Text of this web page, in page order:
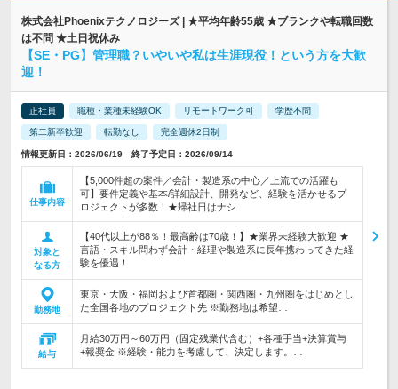
株式会社Phoenixテクノロジーズ | ★平均年齢55歳 ★ブランクや転職回数
は不問 ★土日祝休み
【SE・PG】管理職？いやいや私は生涯現役！という方を大歓
迎！
正社員 職種・業種未経験OK リモートワーク可 学歴不問
第二新卒歓迎 転勤なし 完全週休2日制
情報更新日：2026/06/19 終了予定日：2026/09/14
仕事内容
【5,000件超の案件／会計・製造系の中心／上流での活躍も
可】要件定義や基本/詳細設計、開発など、経験を活かせるプ
ロジェクトが多数！★帰社日はナシ
対象と
なる方
【40代以上が88％！最高齢は70歳！】★業界未経験大歓迎 ★
言語・スキル問わず会計・経理や製造系に長年携わってきた経
験を優遇！
勤務地
東京・大阪・福岡および首都圏・関西圏・九州圏をはじめとし
た全国各地のプロジェクト先 ※勤務地は希望…
給与
月給30万円～60万円（固定残業代含む）+各種手当+決算賞与
+報奨金 ※経験・能力を考慮して、決定します。…